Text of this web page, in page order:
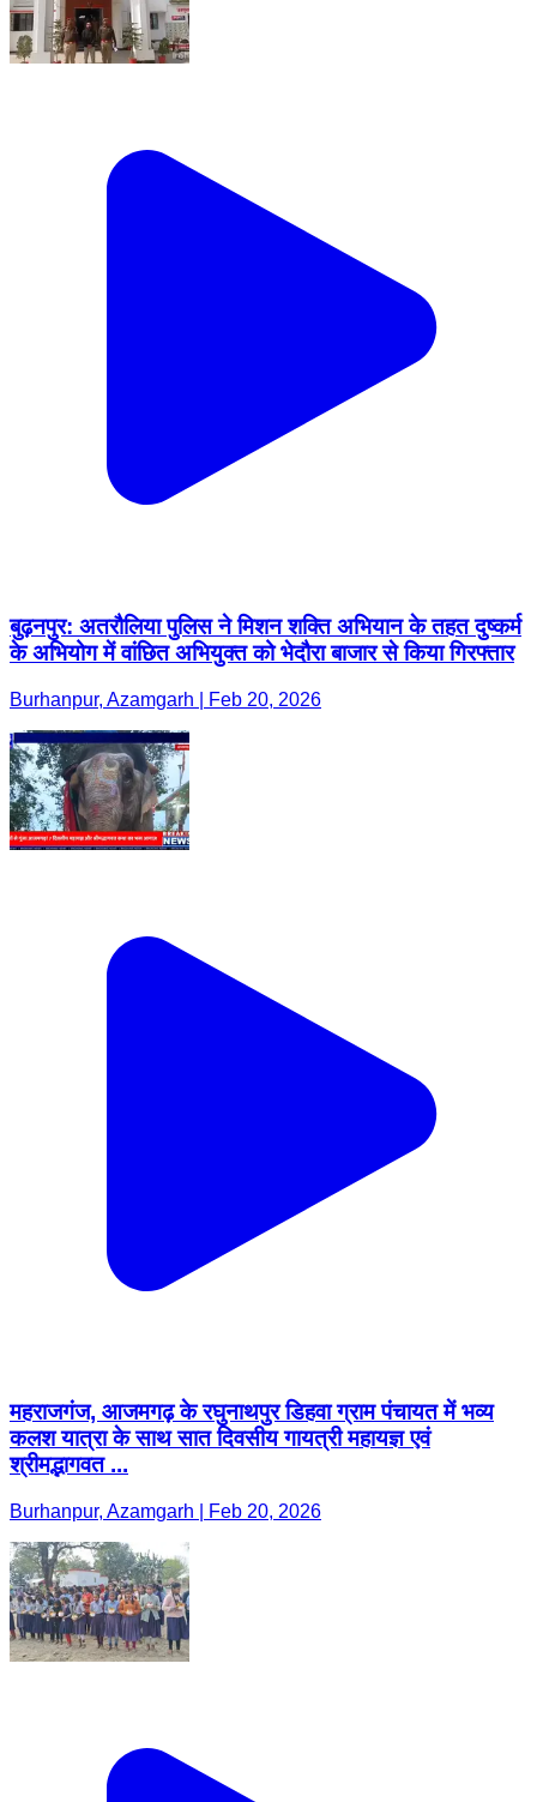
बुढ़नपुर: अतरौलिया पुलिस ने मिशन शक्ति अभियान के तहत दुष्कर्म
के अभियोग में वांछित अभियुक्त को भेदौरा बाजार से किया गिरफ्तार
Burhanpur, Azamgarh | Feb 20, 2026
महराजगंज, आजमगढ़ के रघुनाथपुर डिहवा ग्राम पंचायत में भव्य
कलश यात्रा के साथ सात दिवसीय गायत्री महायज्ञ एवं
श्रीमद्भागवत ...
Burhanpur, Azamgarh | Feb 20, 2026